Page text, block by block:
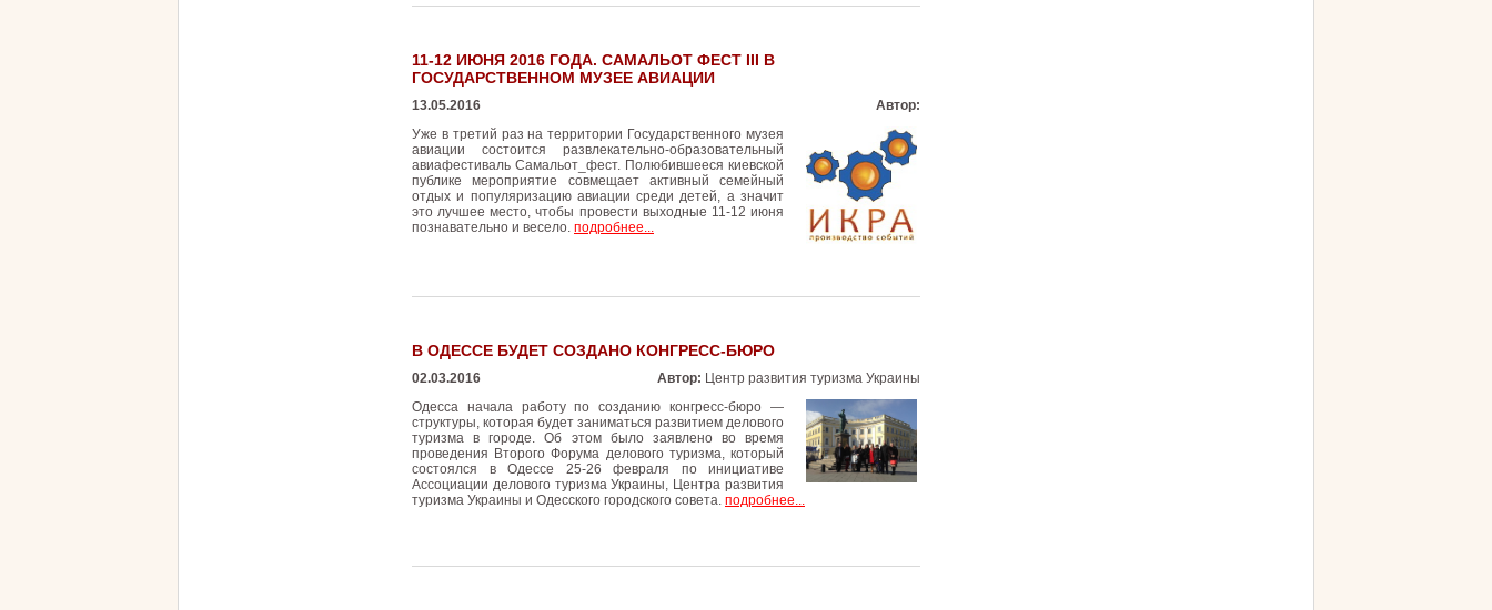
11-12 ИЮНЯ 2016 ГОДА. САМАЛЬОТ ФЕСТ ІІІ В
ГОСУДАРСТВЕННОМ МУЗЕЕ АВИАЦИИ
13.05.2016
Автор:
Уже в третий раз на территории Государственного музея
авиации состоится развлекательно-образовательный
авиафестиваль Самальот_фест. Полюбившееся киевской
публике мероприятие совмещает активный семейный
отдых и популяризацию авиации среди детей, а значит
это лучшее место, чтобы провести выходные 11-12 июня
познавательно и весело. подробнее...
В ОДЕССЕ БУДЕТ СОЗДАНО КОНГРЕСС-БЮРО
02.03.2016 Автор: Центр развития туризма Украины
Одесса начала работу по созданию конгресс-бюро —
структуры, которая будет заниматься развитием делового
туризма в городе. Об этом было заявлено во время
проведения Второго Форума делового туризма, который
состоялся в Одессе 25-26 февраля по инициативе
Ассоциации делового туризма Украины, Центра развития
туризма Украины и Одесского городского совета. подробнее...